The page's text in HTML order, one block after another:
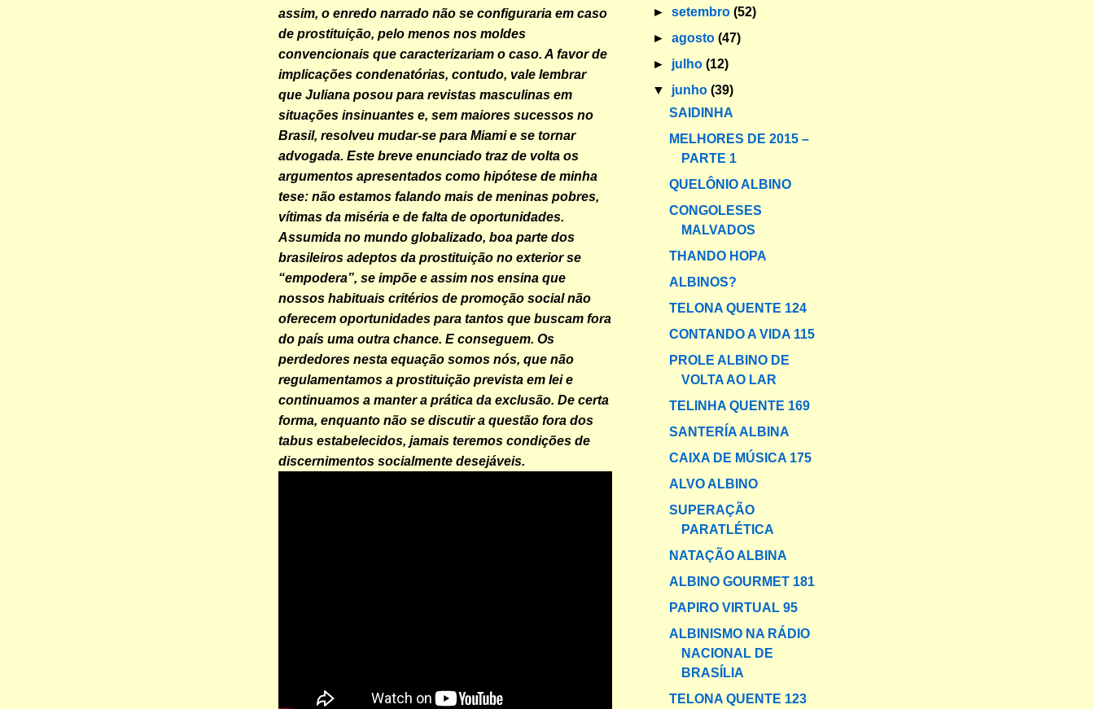
assim, o enredo narrado não se configuraria em caso
de prostituição, pelo menos nos moldes
convencionais que caracterizariam o caso. A favor de
implicações condenatórias, contudo, vale lembrar
que Juliana posou para revistas masculinas em
situações insinuantes e, sem maiores sucessos no
Brasil, resolveu mudar-se para Miami e se tornar
advogada. Este breve enunciado traz de volta os
argumentos apresentados como hipótese de minha
tese: não estamos falando mais de meninas pobres,
vítimas da miséria e de falta de oportunidades.
Assumida no mundo globalizado, boa parte dos
brasileiros adeptos da prostituição no exterior se
“empodera”, se impõe e assim nos ensina que
nossos habituais critérios de promoção social não
oferecem oportunidades para tantos que buscam fora
do país uma outra chance. E conseguem. Os
perdedores nesta equação somos nós, que não
regulamentamos a prostituição prevista em lei e
continuamos a manter a prática da exclusão. De certa
forma, enquanto não se discutir a questão fora dos
tabus estabelecidos, jamais teremos condições de
discernimentos socialmente desejáveis.
►setembro(52)
►agosto(47)
► julho(12)
▼ junho(39)
SAIDINHA
MELHORES DE 2015 –
PARTE 1
QUELÔNIO ALBINO
CONGOLESES
MALVADOS
THANDO HOPA
ALBINOS?
TELONA QUENTE 124
CONTANDO A VIDA 115
PROLE ALBINO DE
VOLTA AO LAR
TELINHA QUENTE 169
SANTERÍA ALBINA
CAIXA DE MÚSICA 175
ALVO ALBINO
SUPERAÇÃO
PARATLÉTICA
NATAÇÃO ALBINA
ALBINO GOURMET 181
PAPIRO VIRTUAL 95
ALBINISMO NA RÁDIO
NACIONAL DE
BRASÍLIA
TELONA QUENTE 123